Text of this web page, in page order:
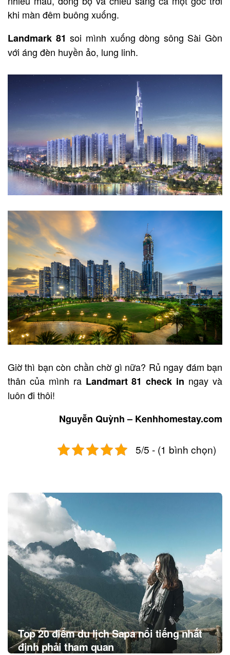
khi màn đêm buông xuống.
Landmark 81 soi mình xuống dòng sông Sài Gòn
với áng đèn huyền ảo, lung linh.
Giờ thì bạn còn chần chờ gì nữa? Rủ ngay đám bạn
thân của mình ra Landmart 81 check in ngay và
luôn đi thôi!
Nguyễn Quỳnh – Kenhhomestay.com
5/5 - (1 bình chọn)
Post
navigation
Top 20 điểm du lịch Sapa nổi tiếng nhất
định phải tham quan